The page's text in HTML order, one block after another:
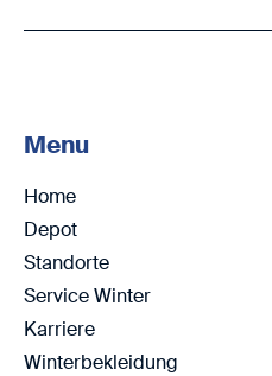
Menu
Home
Depot
Standorte
Service Winter
Karriere
Winterbekleidung